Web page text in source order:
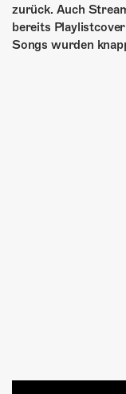
zurück. Auch
bereits
Songs wurden